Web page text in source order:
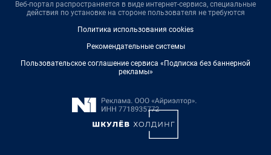
Веб-портал распространяется в виде интернет-сервиса, специальные
действия по установке на стороне пользователя не требуются
Политика использования cookies
Рекомендательные системы
Пользовательское соглашение сервиса «Подписка без баннерной
рекламы»